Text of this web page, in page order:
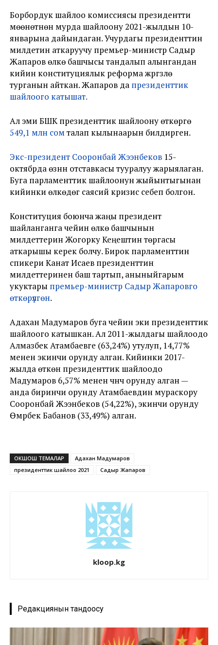
Борбордук шайлоо комиссиясы президентти
мөөнөтүнөн мурда шайлоону 2021-жылдын 10-
январына дайындаган. Учурдагы президенттин
милдетин аткаруучу премьер-министр Садыр
Жапаров өлкө башчысы тандалып алынгандан
кийин конституциялык реформа жүргүзүлө
турганын айткан. Жапаров да президенттик
шайлоого катышат.
Ал эми БШК президенттик шайлоону өткөрүүгө
549,1 млн сомталап кылынаарын билдирген.
Экс-президент Сооронбай Жээнбеков 15-
октябрда өзүнүн отставкасы тууралуу жарыялаган.
Буга парламенттик шайлоонун жыйынтыгынан
кийинки өлкөдөгү саясий кризис себеп болгон.
Конституция боюнча жаңы президент
шайланганга чейин өлкө башчынын
милдеттерин Жогорку Кеңештин төргасы
аткарышы керек болчу. Бирок парламенттин
спикери Канат Исаев президенттин
милдеттеринен баш тартып, аныныйгарым
укуктары премьер-министр Садыр Жапаровго
өткөрүлгөн.
Адахан Мадумаров буга чейин эки президенттик
шайлоого катышкан. Ал 2011-жылдагы шайлоодо
Алмазбек Атамбаевге (63,24%) утулуп, 14,77%
менен экинчи орунду алган. Кийинки 2017-
жылда өткөн президенттик шайлоодо
Мадумаров 6,57% менен үчүнчү орунду алган —
анда биринчи орунду Атамбаевдин мураскору
Сооронбай Жээнбеков (54,22%), экинчи орунду
Өмүрбек Бабанов (33,49%) алган.
ОКШОШ ТЕМАЛАР
Адахан Мадумаров
президенттик шайлоо 2021
Садыр Жапаров
kloop.kg
Редакциянын тандоосу